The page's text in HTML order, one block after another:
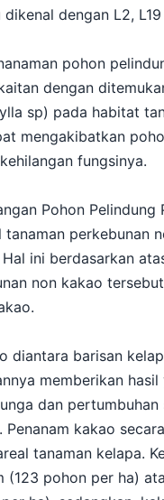
dengan L2, L19
pohon
dengan
sp) pada habitat
mengakibatkan
fungsinya.
Pohon Pelindung
tanaman perkebunan
ini berdasarkan
non kakao
diantara barisan
memberikan hasil
dan pertumbuhan
Penanam kakao
tanaman kelapa.
(123 pohon per ha)